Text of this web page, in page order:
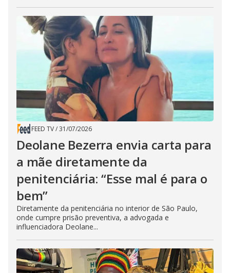
FEED TV/31/07/2026
Deolane Bezerra envia carta para
a mãe diretamente da
penitenciária: “Esse mal é para o
bem”
Diretamente da penitenciária no interior de São Paulo,
onde cumpre prisão preventiva, a advogada e
influenciadora Deolane...